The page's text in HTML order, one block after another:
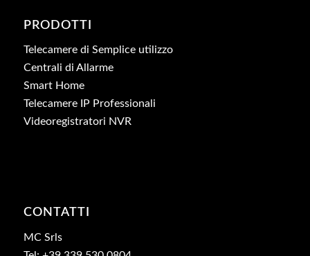
PRODOTTI
Telecamere di Semplice utilizzo
Centrali di Allarme
Smart Home
Telecamere IP Professionali
Videoregistratori NVR
CONTATTI
MC Srls